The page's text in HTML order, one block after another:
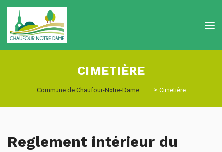
CIMETIÈRE
Commune de Chaufour-Notre-Dame > Cimetière
Reglement intérieur du